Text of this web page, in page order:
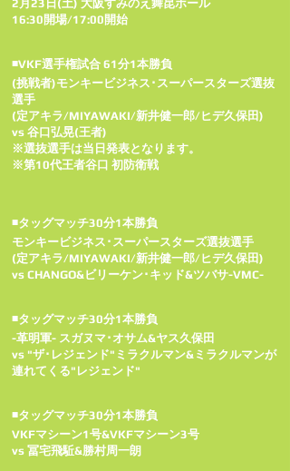
2月23日(土) 大阪すみのえ舞昆ホール
16:30開場/17:00開始
◾VKF選手権試合 61分1本勝負
(挑戦者)モンキービジネス･スーパースターズ選抜
選手
(定アキラ/MIYAWAKI/新井健一郎/ヒデ久保田)
vs 谷口弘晃(王者)
※選抜選手は当日発表となります。
※第10代王者谷口 初防衛戦
◾タッグマッチ30分1本勝負
モンキービジネス･スーパースターズ選抜選手
(定アキラ/MIYAWAKI/新井健一郎/ヒデ久保田)
vs CHANGO&ビリーケン･キッド&ツバサ-VMC-
◾タッグマッチ30分1本勝負
-革明軍- スガヌマ･オサム&ヤス久保田
vs "ザ･レジェンド"ミラクルマン&ミラクルマンが
連れてくる"レジェンド"
◾タッグマッチ30分1本勝負
VKFマシーン1号&VKFマシーン3号
vs 冨宅飛駈&勝村周一朗